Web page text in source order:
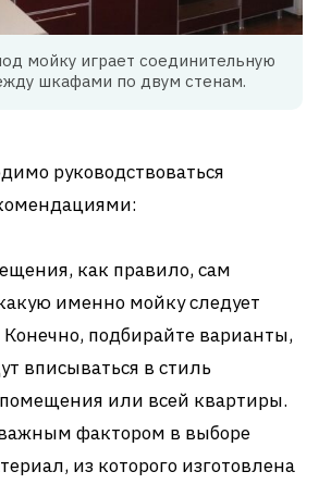
мойку играет соединительную
шкафами по двум стенам.
руководствоваться
как правило, сам
именно мойку следует
Конечно, подбирайте варианты,
вписываться в стиль
или всей квартиры.
фактором в выборе
из которого изготовлена